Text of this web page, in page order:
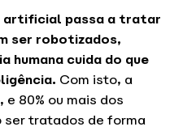
artificial passa a tratar
ser robotizados,
humana cuida do que
Com isto, a
80% ou mais dos
ser tratados de forma